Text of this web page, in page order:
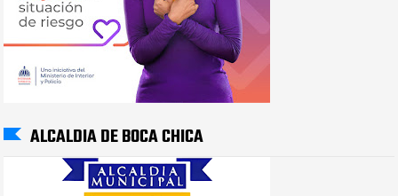
ALCALDIA DE BOCA CHICA